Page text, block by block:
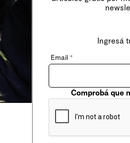
Ingresá
Email *
Comprobá que